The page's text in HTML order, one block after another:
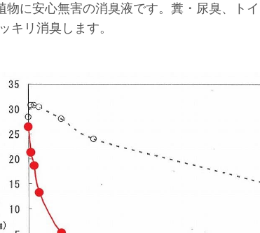
物に安心無害の消臭液です。糞・尿臭、ト
キリ消臭します。